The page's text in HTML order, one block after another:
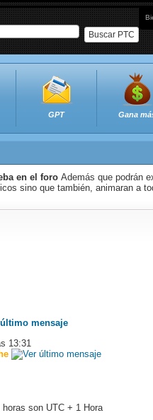
Buscar PTC
GPT Gana
en el foro Además que podrán
sino que también, animaran a
último mensaje
13:31
horas son UTC + 1 Hora